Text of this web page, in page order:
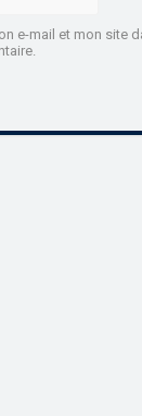
e-mail et mon site